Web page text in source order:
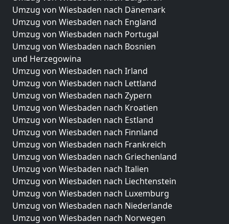
Umzug von Wiesbaden nach Dänemark
Umzug von Wiesbaden nach England
Umzug von Wiesbaden nach Portugal
Umzug von Wiesbaden nach Bosnien
und Herzegowina
Umzug von Wiesbaden nach Irland
Umzug von Wiesbaden nach Lettland
Umzug von Wiesbaden nach Zypern
Umzug von Wiesbaden nach Kroatien
Umzug von Wiesbaden nach Estland
Umzug von Wiesbaden nach Finnland
Umzug von Wiesbaden nach Frankreich
Umzug von Wiesbaden nach Griechenland
Umzug von Wiesbaden nach Italien
Umzug von Wiesbaden nach Liechtenstein
Umzug von Wiesbaden nach Luxemburg
Umzug von Wiesbaden nach Niederlande
Umzug von Wiesbaden nach Norwegen